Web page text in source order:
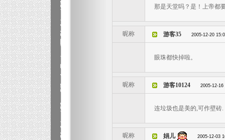
那是天堂吗？是！上帝都
昵称 游客35 2005-12-20
眼珠都快掉啦。
昵称 游客10124 2005-12-16
连垃圾也是美的,可作壁砖.
昵称 娟儿 2005-12-03